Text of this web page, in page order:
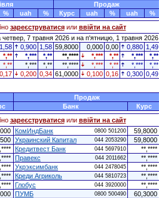
Продаж
% uah % Курс uah % uah
%
зареєструватисяили ввійти на сайт
7 травня 2026 и на п'ятницю, 1 травня 2026
1,58 0,900 1,58 59,8000 0,000 0,00 0,880 1,49
*,** *,*** *,** **,**** *,*** *,** *,***
*,**
*,** *,*** *,** **,**** *,*** *,** *,***
*,**
0,17 0,200 0,34 61,0000 0,100 0,16 0,300 0,49
Продаж
Банк
Курс
зареєструватисяили ввійти на сайт
КомИндБанк 0800 501200
59,8000
Украинский Капитал 044 2053290
59,8000
Кредитвест Банк 044 5697910
**,****
Правекс 044 2011662
**,****
Укрэксимбанк 044 2478045
**,****
Креди Агриколь 044 5810723
**,****
Глобус 044 3920000
**,****
ПУМБ 0800 500490
60,3000